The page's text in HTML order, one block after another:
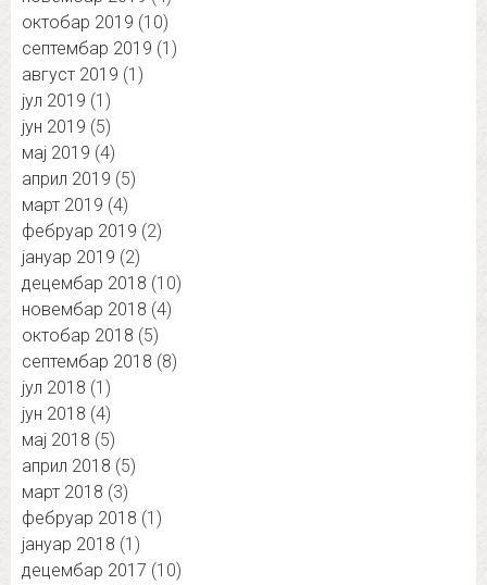
октобар 2019 (10)
септембар 2019 (1)
август 2019 (1)
јул 2019 (1)
јун 2019 (5)
мај 2019 (4)
април 2019 (5)
март 2019 (4)
фебруар 2019 (2)
јануар 2019 (2)
децембар 2018 (10)
новембар 2018 (4)
октобар 2018 (5)
септембар 2018 (8)
јул 2018 (1)
јун 2018 (4)
мај 2018 (5)
април 2018 (5)
март 2018 (3)
фебруар 2018 (1)
јануар 2018 (1)
децембар 2017 (10)